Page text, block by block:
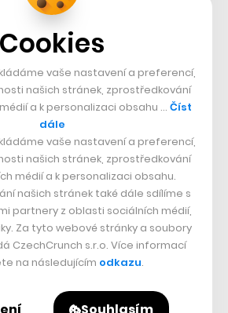
se hrabou české komedie.
si na Netflixu historickou
z Polska, její humor platí i na
libo zámek? U Žatce se jeden
jeho součástí je i sýpka
sušárna chmele
Kingdom Come otevírá
na Vinohradech. Je to moje
lásky k Česku, říká miláček
Cookies
vaše nastavení a preferencí,
našich stránek, zprostředkování
a k personalizaci obsahu … Číst
dále
vaše nastavení a preferencí,
našich stránek, zprostředkování
médií a k personalizaci obsahu.
našich stránek také dále sdílíme s
partnery z oblasti sociálních médií,
Za tyto webové stránky a soubory
CzechCrunch s.r.o. Více informací
na následujícím odkazu.
Souhlasím